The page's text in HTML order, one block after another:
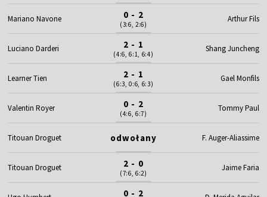
Mariano Navone 0 - 2
(3:6, 2:6)
Arthur Fils
Luciano Darderi 2 - 1
(4:6, 6:1, 6:4)
Shang Juncheng
Learner Tien 2 - 1
(6:3, 0:6, 6:3)
Gael Monfils
Valentin Royer 0 - 2
(4:6, 6:7)
Tommy Paul
Titouan Droguet odwołany F. Auger-Aliassime
Titouan Droguet 2 - 0
(7:6, 6:2)
Jaime Faria
0 - 2